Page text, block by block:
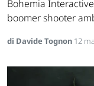
Bohemia
boomer shooter
di Davide Tognon 12